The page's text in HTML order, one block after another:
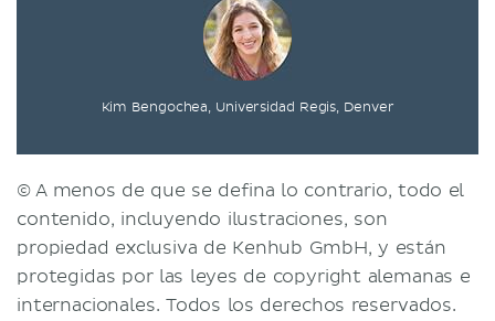
Kim Bengochea, Universidad Regis, Denver
© A menos de que se defina lo contrario, todo el
contenido, incluyendo ilustraciones, son
propiedad exclusiva de Kenhub GmbH, y están
protegidas por las leyes de copyright alemanas e
internacionales. Todos los derechos reservados.